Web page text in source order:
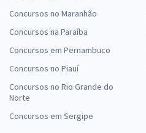
Concursos no Maranhão
Concursos na Paraíba
Concursos em Pernambuco
Concursos no Piauí
Concursos no Rio Grande do
Norte
Concursos em Sergipe